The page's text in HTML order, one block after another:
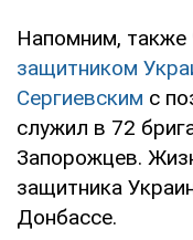
Напомним,
защитником
Сергиевским с
служил в 72
Запорожцев.
защитника
Донбассе.